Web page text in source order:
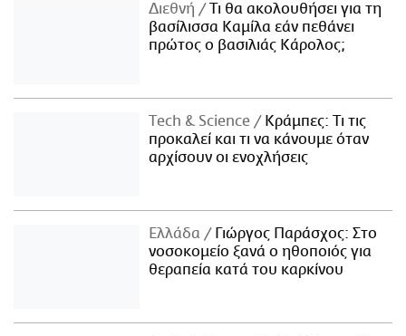
Διεθνή
Τι θα ακολουθήσει για τη
βασίλισσα Καμίλα εάν πεθάνει
πρώτος ο βασιλιάς Κάρολος;
Τech & Science
Κράμπες: Τι τις
προκαλεί και τι να κάνουμε όταν
αρχίσουν οι ενοχλήσεις
Ελλάδα
Γιώργος Παράσχος: Στο
νοσοκομείο ξανά ο ηθοποιός για
θεραπεία κατά του καρκίνου